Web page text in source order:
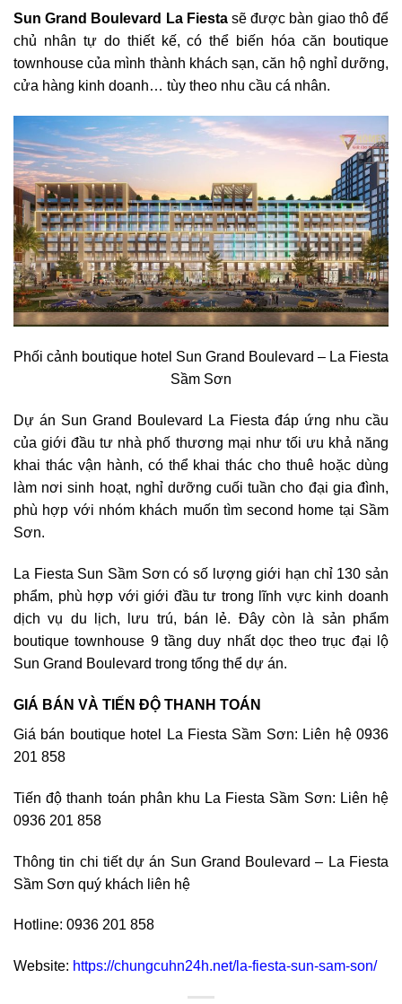
Sun Grand Boulevard La Fiestasẽ được bàn giao thô để
chủ nhân tự do thiết kế, có thể biến hóa căn boutique
townhouse của mình thành khách sạn, căn hộ nghỉ dưỡng,
cửa hàng kinh doanh… tùy theo nhu cầu cá nhân.
Phối cảnh boutique hotel Sun Grand Boulevard – La Fiesta
Sầm Sơn
Dự án Sun Grand Boulevard La Fiesta đáp ứng nhu cầu
của giới đầu tư nhà phố thương mại như tối ưu khả năng
khai thác vận hành, có thể khai thác cho thuê hoặc dùng
làm nơi sinh hoạt, nghỉ dưỡng cuối tuần cho đại gia đình,
phù hợp với nhóm khách muốn tìm second home tại Sầm
Sơn.
La Fiesta Sun Sầm Sơn có số lượng giới hạn chỉ 130 sản
phẩm, phù hợp với giới đầu tư trong lĩnh vực kinh doanh
dịch vụ du lịch, lưu trú, bán lẻ. Đây còn là sản phẩm
boutique townhouse 9 tầng duy nhất dọc theo trục đại lộ
Sun Grand Boulevard trong tổng thể dự án.
GIÁ BÁN VÀ TIẾN ĐỘ THANH TOÁN
Giá bán boutique hotel La Fiesta Sầm Sơn: Liên hệ 0936
201 858
Tiến độ thanh toán phân khu La Fiesta Sầm Sơn: Liên hệ
0936 201 858
Thông tin chi tiết dự án Sun Grand Boulevard – La Fiesta
Sầm Sơn quý khách liên hệ
Hotline: 0936 201 858
Website: https://chungcuhn24h.net/la-fiesta-sun-sam-son/